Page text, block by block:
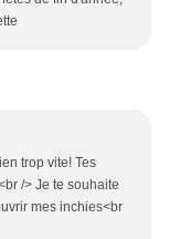
trop vite! Tes
/> Je te souhaite
mes inchies<br